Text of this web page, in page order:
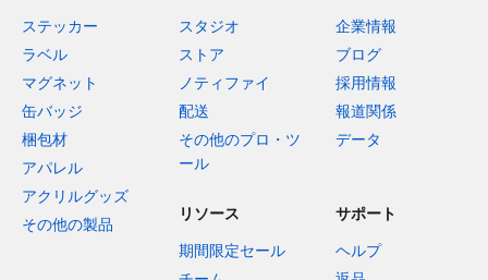
ステッカー
ラベル
マグネット
缶バッジ
梱包材
アパレル
アクリルグッズ
その他の製品
スタジオ
ストア
ノティファイ
配送
その他のプロ・ツ
ール
企業情報
ブログ
採用情報
報道関係
データ
リソース
期間限定セール
サポート
ヘルプ